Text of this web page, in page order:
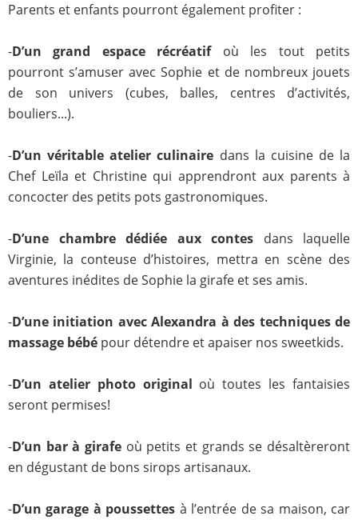
Parents et enfants pourront également profiter :
-D’un grand espace récréatifoù les tout petits
pourront s’amuser avec Sophie et de nombreux jouets
de son univers (cubes, balles, centres d’activités,
bouliers...).
-D’un véritable atelier culinaire dans la cuisine de la
Chef Leïla et Christine qui apprendront aux parents à
concocter des petits pots gastronomiques.
-D’une chambre dédiée aux contes dans laquelle
Virginie, la conteuse d’histoires, mettra en scène des
aventures inédites de Sophie la girafe et ses amis.
-D’une initiation avec Alexandra à des techniques de
massage bébé pour détendre et apaiser nos sweetkids.
-D’un atelier photo original où toutes les fantaisies
seront permises!
-D’un bar à girafe où petits et grands se désaltèreront
en dégustant de bons sirops artisanaux.
-D’un garage à poussettes à l’entrée de sa maison, car